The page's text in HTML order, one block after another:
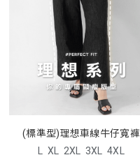
(標準型)理想車線牛仔寬褲
L XL 2XL 3XL 4XL